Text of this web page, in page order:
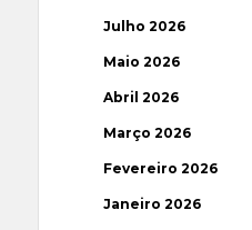
Julho 2026
Maio 2026
Abril 2026
Março 2026
Fevereiro 2026
Janeiro 2026